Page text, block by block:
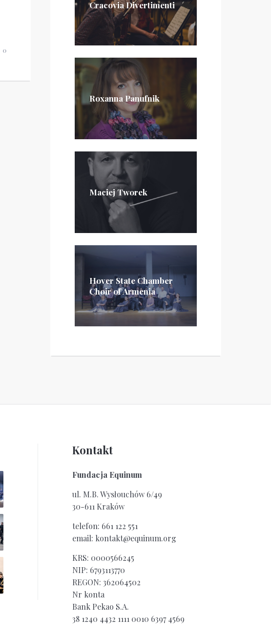
0
Cracovia Divertimenti
Roxanna Panufnik
Maciej Tworek
Hover State Chamber
Choir of Armenia
Kontakt
Fundacja Equinum
ul. M.B. Wysłouchów 6/49
30-611 Kraków
telefon: 661 122 551
email: kontakt@equinum.org
KRS: 0000566245
NIP: 6793113770
REGON: 362064502
Nr konta
Bank Pekao S.A.
38 1240 4432 1111 0010 6397 4569